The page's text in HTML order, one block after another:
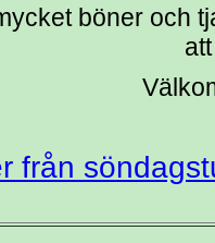
böner och
från